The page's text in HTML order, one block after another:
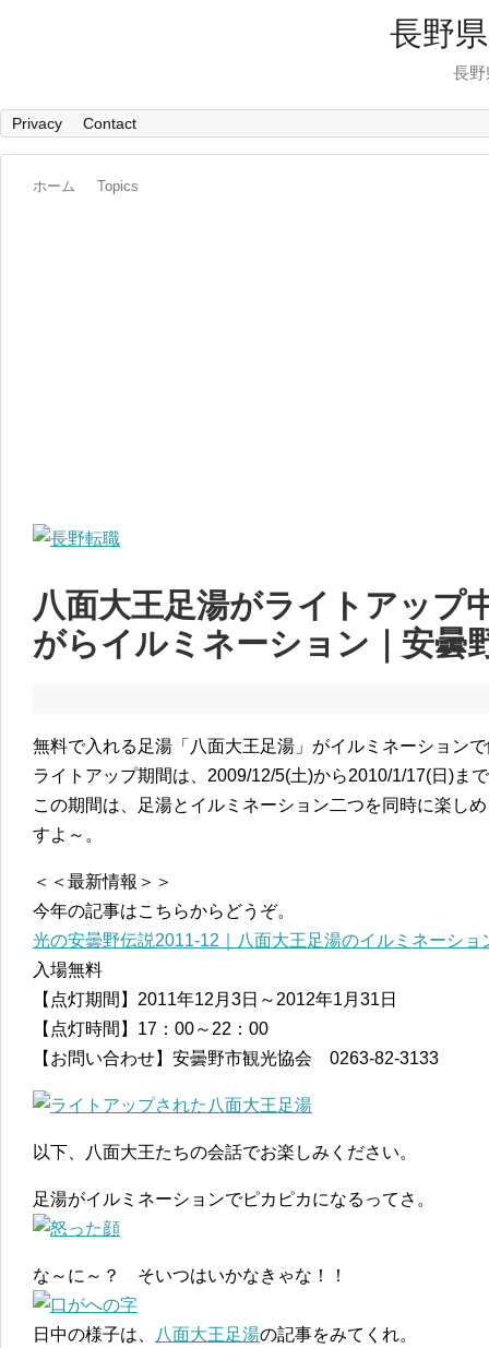
長野
長
Privacy Contact
ホーム Topics
八面大王足湯がライトアップ
がらイルミネーション｜安曇
無料で入れる足湯「八面大王足湯」がイルミネーション
ライトアップ期間は、2009/12/5(土)から2010/1/17(日)ま
この期間は、足湯とイルミネーション二つを同時に楽し
すよ～。
＜＜最新情報＞＞
今年の記事はこちらからどうぞ。
光の安曇野伝説2011-12｜八面大王足湯のイルミネーショ
入場無料
【点灯期間】2011年12月3日～2012年1月31日
【点灯時間】17：00～22：00
【お問い合わせ】安曇野市観光協会 0263-82-3133
以下、八面大王たちの会話でお楽しみください。
足湯がイルミネーションでピカピカになるってさ。
な～に～？ そいつはいかなきゃな！！
日中の様子は、 八面大王足湯の記事をみてくれ。